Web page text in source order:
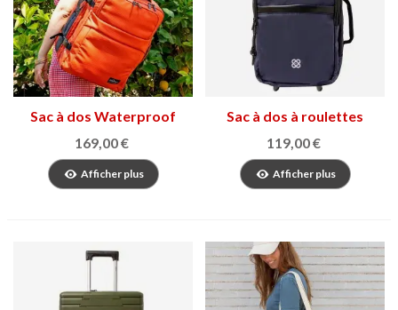
Sac à dos Waterproof
Airmax
169,00 €
Afficher plus
Sac à dos à roulettes
Citybag
119,00 €
Afficher plus